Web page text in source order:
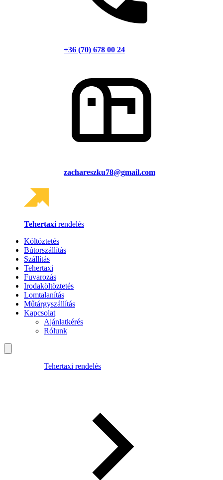
+36 (70) 678 00 24
zachareszku78@gmail.com
Tehertaxi rendelés
Költöztetés
Bútorszállítás
Szállítás
Tehertaxi
Fuvarozás
Irodaköltöztetés
Lomtalanítás
Műtárgyszállítás
Kapcsolat
Ajánlatkérés
Rólunk
Tehertaxi rendelés